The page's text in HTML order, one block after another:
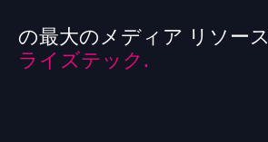
の最大のメディア リソース
ライズテック.